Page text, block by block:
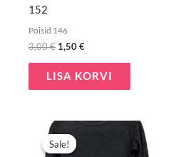
152
Poisid 146
3,00€ 1,50€
LISA KORVI
Sale!
Sale!
Algne
hind
oli:
Praegune